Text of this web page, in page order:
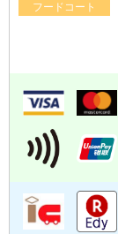
フードコート